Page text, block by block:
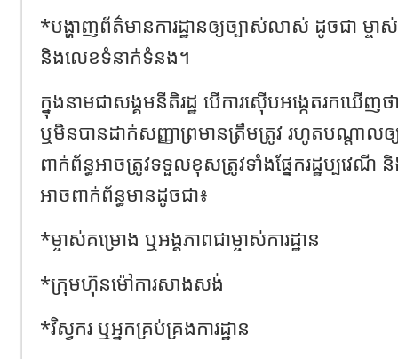
*បង្ហាញព័ត៌មានការដ្ឋានឲ្យច្បាស់លាស់ ដូចជា ម្ច
និងលេខទំនាក់ទំនង។
ក្នុងនាមជាសង្គមនីតិរដ្ឋ បើការស៊ើបអង្កេតរកឃើញថា
ឬមិនបានដាក់សញ្ញាព្រមានត្រឹមត្រូវ រហូតបណ្ដាល
ពាក់ព័ន្ធអាចត្រូវទទួលខុសត្រូវទាំងផ្នែករដ្ឋប្បវេ
អាចពាក់ព័ន្ធមានដូចជា៖
*ម្ចាស់គម្រោង ឬអង្គភាពជាម្ចាស់ការដ្ឋាន
*ក្រុមហ៊ុនម៉ៅការសាងសង់
*វិស្វករ ឬអ្នកគ្រប់គ្រងការដ្ឋាន